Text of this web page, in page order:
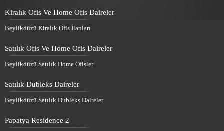
Kiralık Ofis Ve Home Ofis Daireler
Beylikdüzü Kiralık Ofis İlanları
Satılık Ofis Ve Home Ofis Daireler
Beylikdüzü Satılık Home Ofisler
Satılık Dubleks Daireler
Beylikdüzü Satılık Dubleks Daireler
Papatya Residence 2